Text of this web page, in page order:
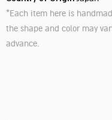
*Each item here is
the shape and color may
advance.